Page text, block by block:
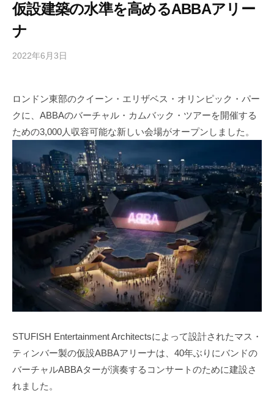
仮設建築の水準を高めるABBAアリー
ナ
2022年6月3日
i
g
a
h
i
y
a
の
コ
メ
ト
ロンドン東部のクイーン・エリザベス・オリンピック・パー
クに、ABBAのバーチャル・カムバック・ツアーを開催する
ための3,000人収容可能な新しい会場がオープンしました。
STUFISH Entertainment Architectsによって設計されたマス・
ティンバー製の仮設ABBAアリーナは、40年ぶりにバンドの
バーチャルABBAターが演奏するコンサートのために建設さ
れました。